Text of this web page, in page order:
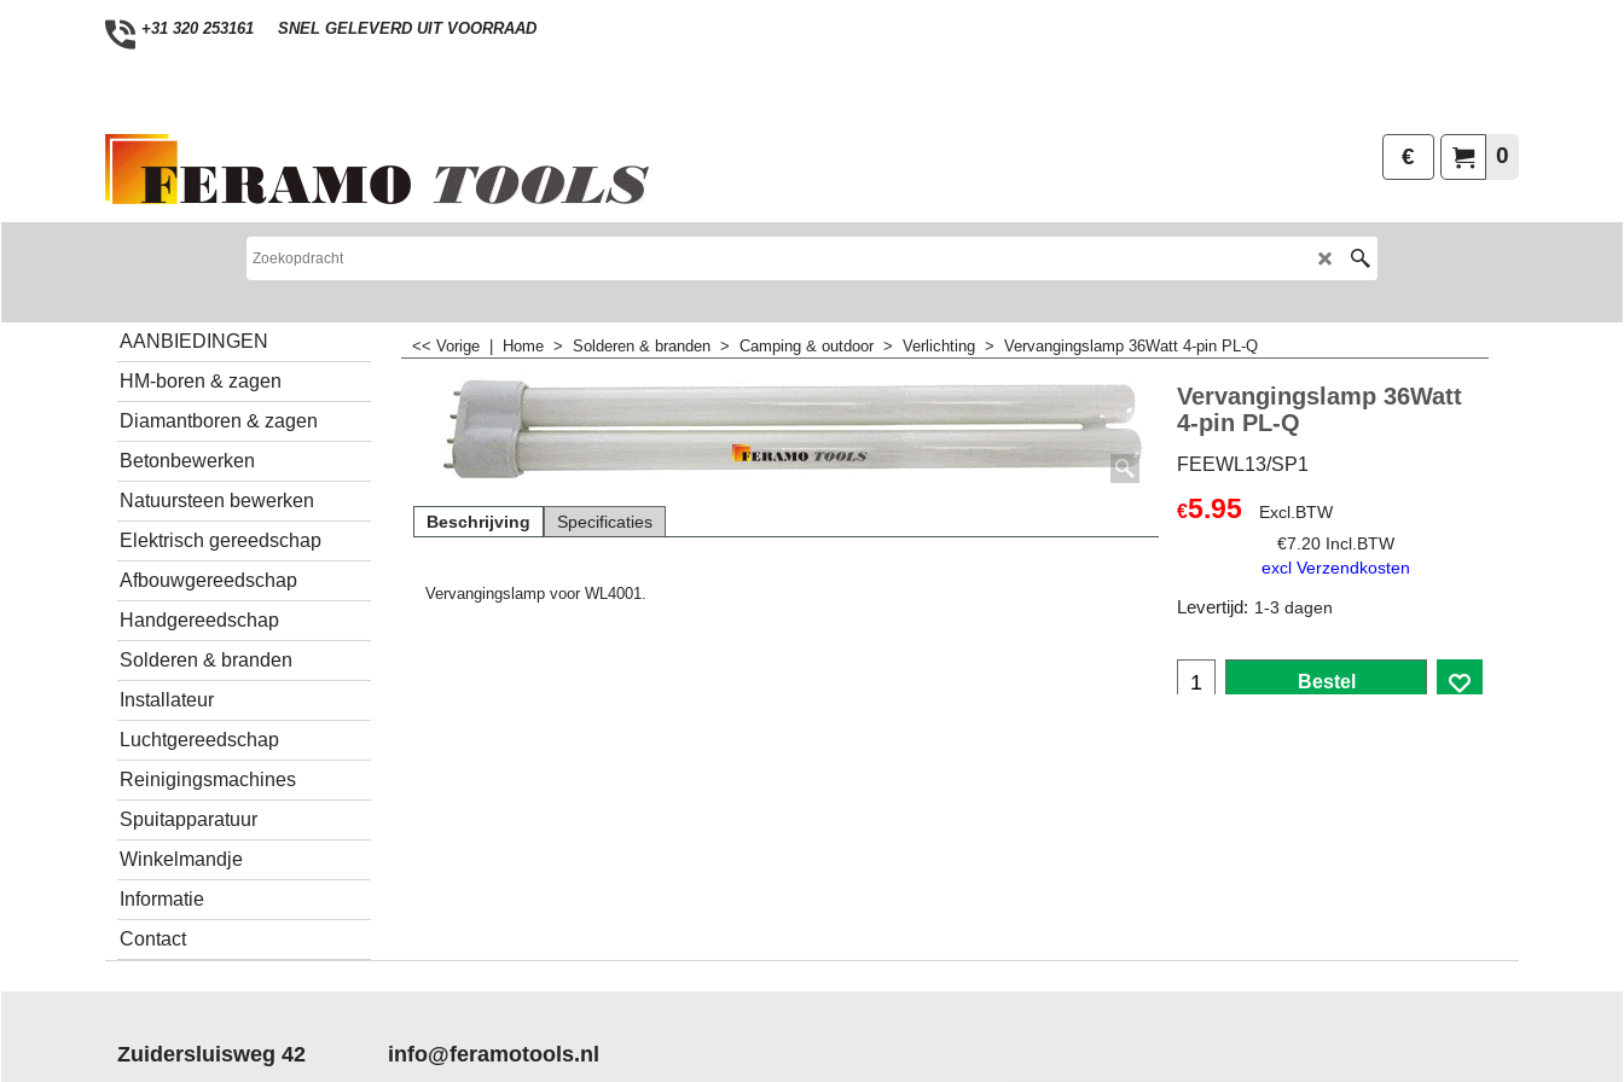
+31 320 253161 SNEL GELEVERD UIT VOORRAAD
0
€
AANBIEDINGEN
HM-boren & zagen
Diamantboren & zagen
Betonbewerken
Natuursteen bewerken
Elektrisch gereedschap
Afbouwgereedschap
Handgereedschap
Solderen & branden
Installateur
Luchtgereedschap
Reinigingsmachines
Spuitapparatuur
Winkelmandje
Informatie
Contact
<< Vorige Home > Solderen & branden > Camping & outdoor > Verlichting > Vervangingslamp 36Watt 4-pin PL-Q
Vervangingslamp 36Watt
4-pin PL-Q
FEEWL13/SP1
€5.95
Excl.BTW
€7.20 Incl.BTW
excl Verzendkosten
Levertijd: 1-3 dagen
Bestel
Beschrijving Specificaties
Vervangingslamp voor WL4001.
Zuidersluisweg 42
info@feramotools.nl